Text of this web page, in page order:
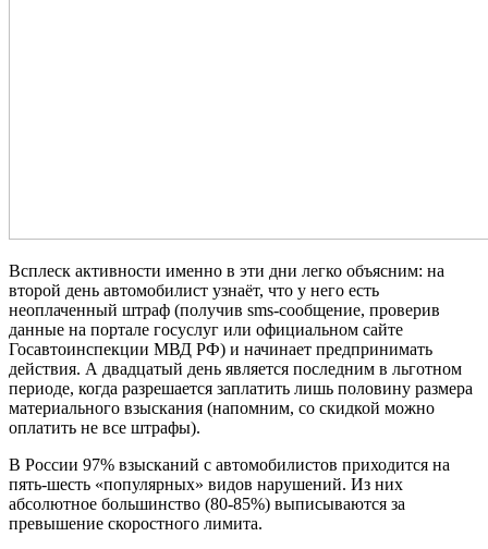
Всплеск активности именно в эти дни легко объясним: на
второй день автомобилист узнаёт, что у него есть
неоплаченный штраф (получив sms-сообщение, проверив
данные на портале госуслуг или официальном сайте
Госавтоинспекции МВД РФ) и начинает предпринимать
действия. А двадцатый день является последним в льготном
периоде, когда разрешается заплатить лишь половину размера
материального взыскания (напомним, со скидкой можно
оплатить не все штрафы).
В России 97% взысканий с автомобилистов приходится на
пять-шесть «популярных» видов нарушений. Из них
абсолютное большинство (80-85%) выписываются за
превышение скоростного лимита.